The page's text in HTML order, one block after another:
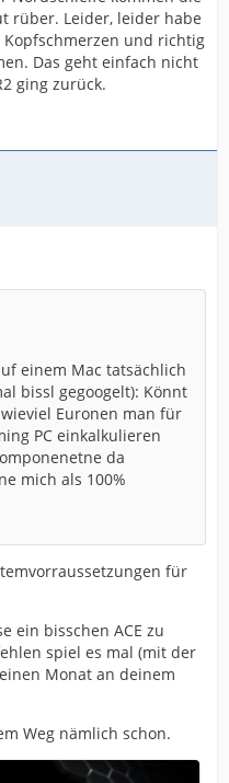
rüber. Leider, leider habe
und richtig
Das geht einfach nicht
ging zurück.
einem Mac tatsächlich
bissl gegoogelt): Könnt
Euronen man für
PC einkalkulieren
da
mich als 100%
für
ein bisschen ACE zu
spiel es mal (mit der
Monat an deinem
Weg nämlich schon.